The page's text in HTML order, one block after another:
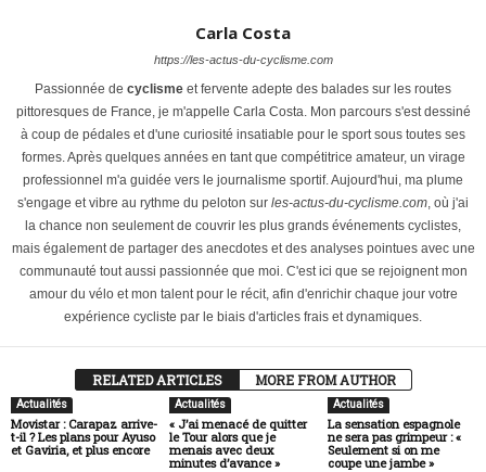
Carla Costa
https://les-actus-du-cyclisme.com
Passionnée de cyclisme et fervente adepte des balades sur les routes
pittoresques de France, je m'appelle Carla Costa. Mon parcours s'est dessiné
à coup de pédales et d'une curiosité insatiable pour le sport sous toutes ses
formes. Après quelques années en tant que compétitrice amateur, un virage
professionnel m'a guidée vers le journalisme sportif. Aujourd'hui, ma plume
s'engage et vibre au rythme du peloton sur les-actus-du-cyclisme.com, où j'ai
la chance non seulement de couvrir les plus grands événements cyclistes,
mais également de partager des anecdotes et des analyses pointues avec une
communauté tout aussi passionnée que moi. C'est ici que se rejoignent mon
amour du vélo et mon talent pour le récit, afin d'enrichir chaque jour votre
expérience cycliste par le biais d'articles frais et dynamiques.
RELATED ARTICLES MORE FROM AUTHOR
Actualités
Movistar : Carapaz arrive-
t-il ? Les plans pour Ayuso
et Gaviria, et plus encore
Actualités
« J’ai menacé de quitter
le Tour alors que je
menais avec deux
minutes d’avance »
Actualités
La sensation espagnole
ne sera pas grimpeur : «
Seulement si on me
coupe une jambe »